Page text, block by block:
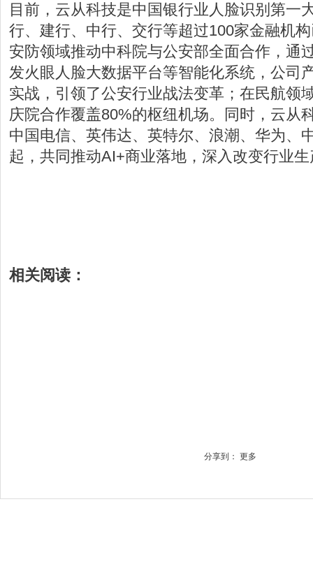
目前，云从科技是中国银行业人脸识别第一
行、建行、中行、交行等超过100家金融机
安防领域推动中科院与公安部全面合作，通
发火眼人脸大数据平台等智能化系统，公司
实战，引领了公安行业战法变革；在民航领
庆院合作覆盖80%的枢纽机场。同时，云从
中国电信、英伟达、英特尔、浪潮、华为、
起，共同推动AI+商业落地，深入改变行业
相关阅读：
分享到： 更多